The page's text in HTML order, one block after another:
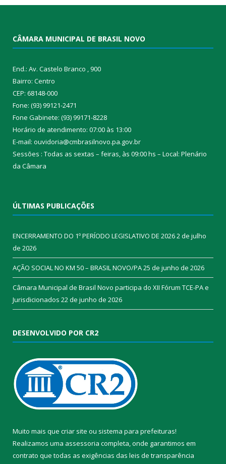
CÂMARA MUNICIPAL DE BRASIL NOVO
End.: Av. Castelo Branco , 900
Bairro: Centro
CEP: 68148-000
Fone: (93) 99121-2471
Fone Gabinete: (93) 99171-8228
Horário de atendimento: 07:00 às 13:00
E-mail: ouvidoria@cmbrasilnovo.pa.gov.br
Sessões : Todas as sextas – feiras, às 09:00 hs – Local: Plenário
da Câmara​
ÚLTIMAS PUBLICAÇÕES
ENCERRAMENTO DO 1º PERÍODO LEGISLATIVO DE 20262 de julho
de 2026
AÇÃO SOCIAL NO KM 50 – BRASIL NOVO/PA25 de junho de 2026
Câmara Municipal de Brasil Novo participa do XII Fórum TCE-PA e
Jurisdicionados 22 de junho de 2026
DESENVOLVIDO POR CR2
Muito mais que criar site ou sistema para prefeituras!
Realizamos uma assessoria completa, onde garantimos em
contrato que todas as exigências das leis de transparência